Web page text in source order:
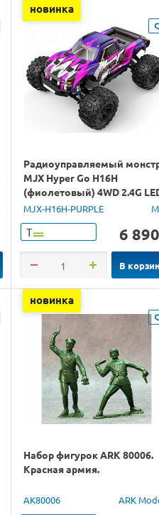
новинка
Радиоуправляемый
MJX Hyper Go H16H
(фиолетовый) 4WD 2.4G
GPS 1/16 RTR
MJX-H16H-PURPLE
Т 6 890
В
новинка
Набор фигурок ARK 80006.
Красная армия.
AK80006 ARK